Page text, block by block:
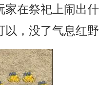
家在祭祀上闹出
以，没了气息红